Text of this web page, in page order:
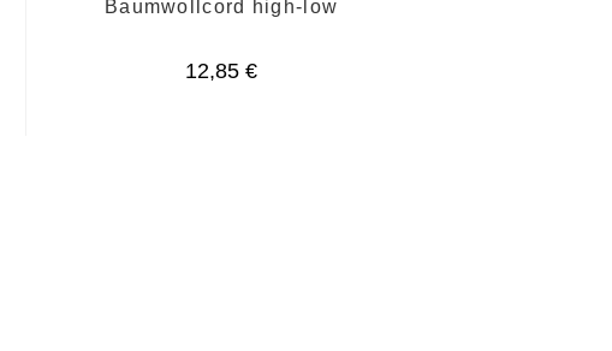
Baumwollcord high-low
12,85€